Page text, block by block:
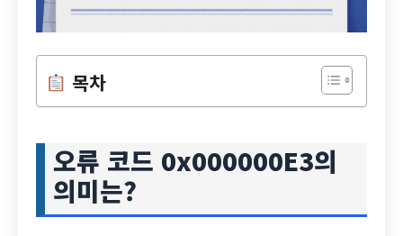
목차
오류 코드 0x000000E3의
의미는?